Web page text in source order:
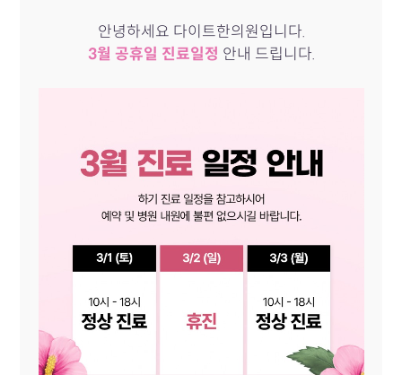
안녕하세요 다이트한의원입니다.
3월 공휴일 진료일정 안내 드립니다.